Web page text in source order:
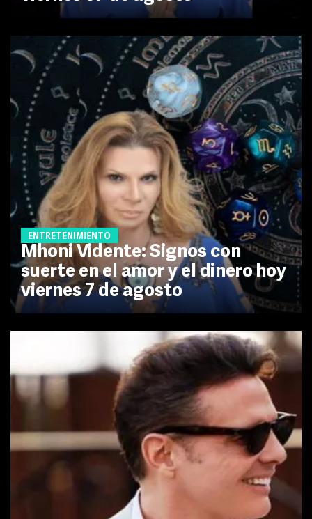
ENTRETENIMIENTO
Mhoni Vidente: Signos con
suerte en el amor y el dinero hoy
viernes 7 de agosto